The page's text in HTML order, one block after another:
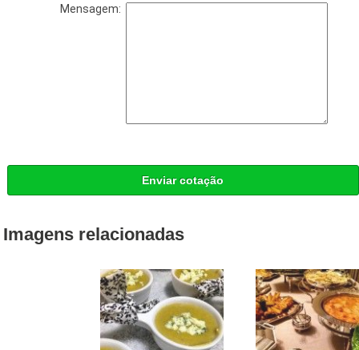
Mensagem:
Enviar cotação
Imagens relacionadas